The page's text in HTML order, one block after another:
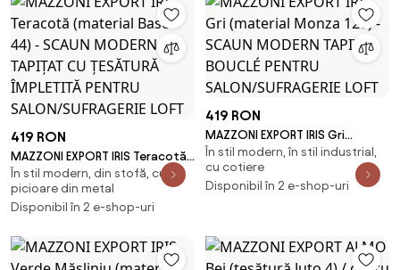
419 RON
MAZZONI EXPORT IRIS Teracotă
(material Basel 44) - SCAUN
MODERN TAPIȚAT CU ȚESĂTURĂ
ÎMPLETITĂ PENTRU
În stil modern, din stofă, cu
picioare din metal
Disponibil în 2 e-shop-uri
419 RON
MAZZONI EXPORT IRIS Gri
(material Monza 120) - SCAUN
MODERN TAPIȚAT BOUCLÉ
PENTRU SALON/SUFRAGERIE LOFT
În stil modern, în stil industrial,
cu cotiere
Disponibil în 2 e-shop-uri